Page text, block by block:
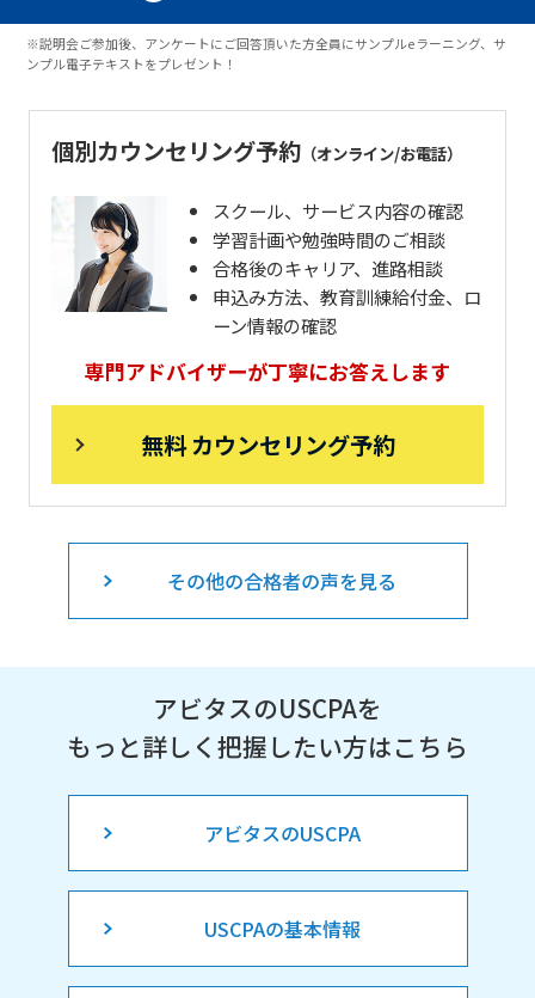
※説明会ご参加後、アンケートにご回答頂いた方全員にサンプルeラーニング、サ
ンプル電子テキストをプレゼント！
個別カウンセリング予約（オンライン/お電話）
スクール、サービス内容の確認
学習計画や勉強時間のご相談
合格後のキャリア、進路相談
申込み方法、教育訓練給付金、ロ
ーン情報の確認
専門アドバイザーが丁寧にお答えします
無料 カウンセリング予約
その他の合格者の声を見る
アビタスのUSCPAを
もっと詳しく把握したい方はこちら
アビタスのUSCPA
USCPAの基本情報